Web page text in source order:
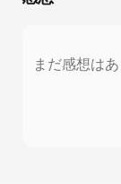
まだ感想は